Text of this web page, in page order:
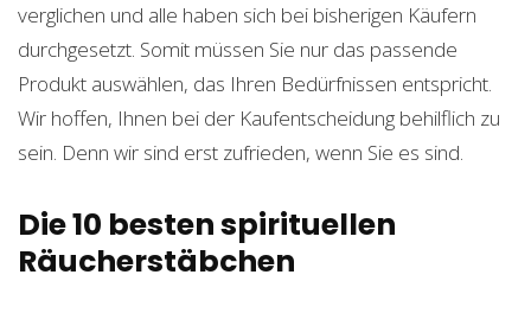
verglichen und alle haben sich bei bisherigen Käufern
durchgesetzt. Somit müssen Sie nur das passende
Produkt auswählen, das Ihren Bedürfnissen entspricht.
Wir hoffen, Ihnen bei der Kaufentscheidung behilflich zu
sein. Denn wir sind erst zufrieden, wenn Sie es sind.
Die 10 besten spirituellen
Räucherstäbchen